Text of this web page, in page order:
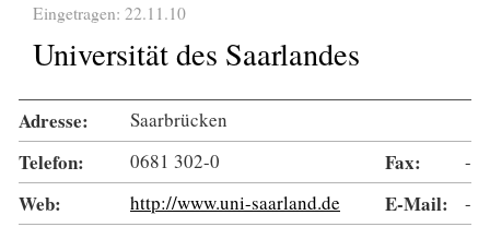
Eingetragen: 22.11.10
Universität des Saarlandes
Adresse: Saarbrücken
Telefon: 0681 302-0 Fax: -
Web: http://www.uni-saarland.de E-Mail: -